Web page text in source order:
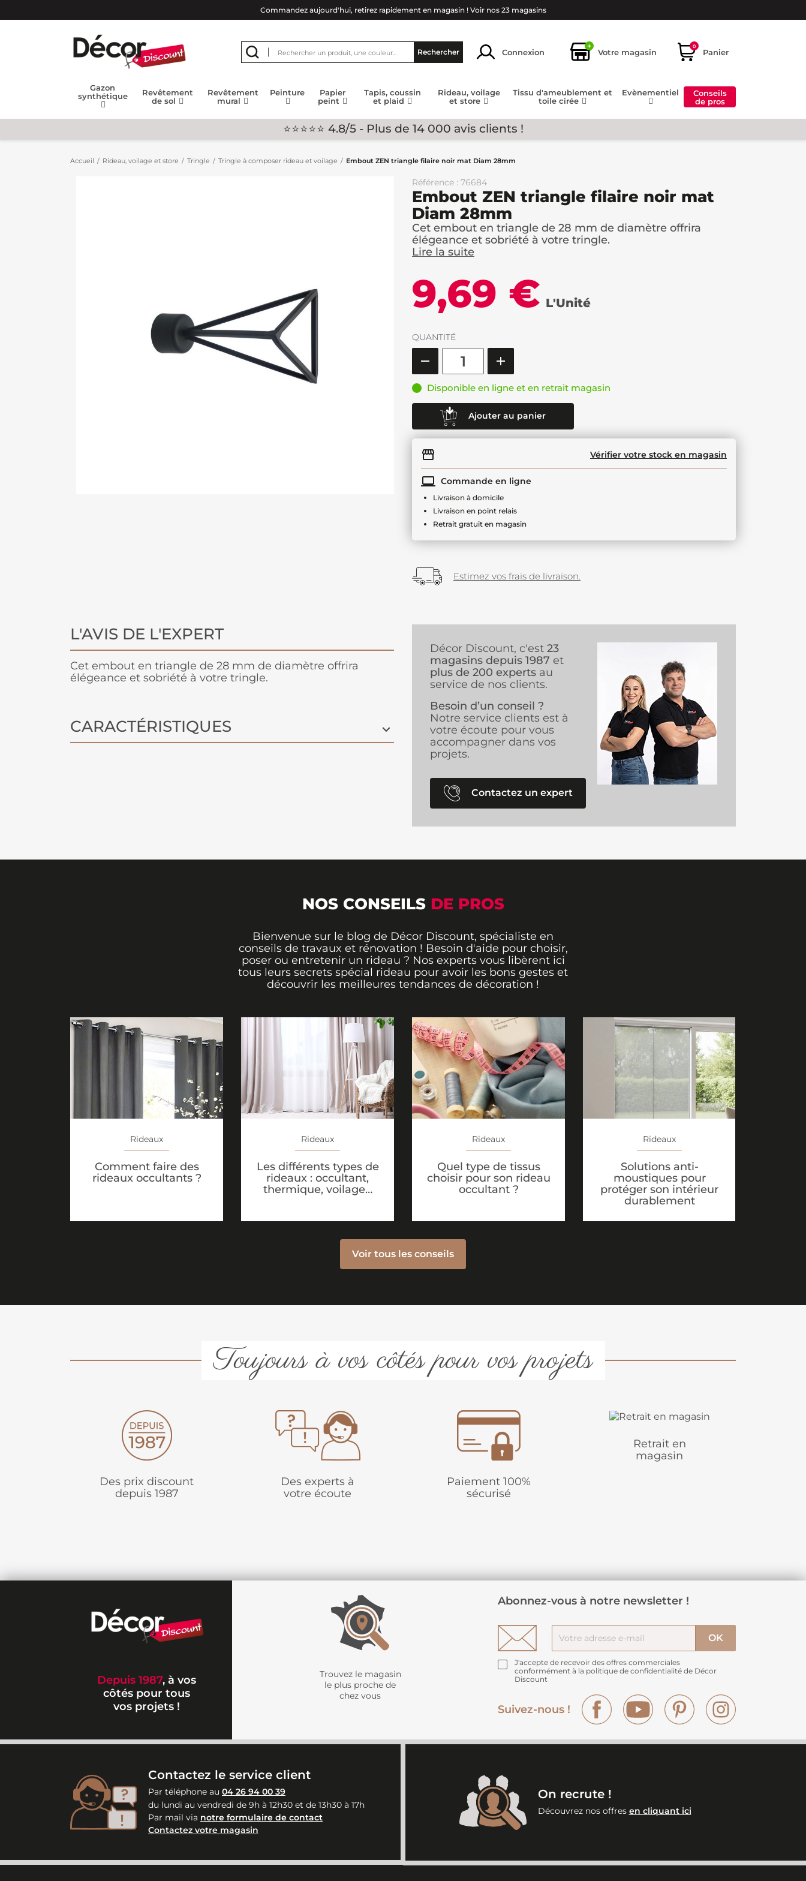
Commandez aujourd'hui, retirez rapidement en magasin ! Voir nos 23 magasins
Rechercher Connexion
+
Votre magasin
0
Panier
Gazon
synthétique
Revêtement
de sol
Revêtement
mural
Peinture
Papier
peint
Tapis, coussin
et plaid
Rideau, voilage
et store
Tissu d'ameublement et
toile cirée
Evènementiel
Conseils
de pros
⭐⭐⭐⭐⭐ 4.8/5 - Plus de 14 000 avis clients !
Accueil Rideau, voilage et store Tringle Tringle à composer rideau et voilage Embout ZEN triangle filaire noir mat Diam 28mm
Référence : 76684
Embout ZEN triangle filaire noir mat
Diam 28mm
Cet embout en triangle de 28 mm de diamètre offrira
élégeance et sobriété à votre tringle.
Lire la suite
9,69 € L'Unité
QUANTITÉ
Disponible en ligne et en retrait magasin
Ajouter au panier
Vérifier votre stock en magasin
Commande en ligne
Livraison à domicile
Livraison en point relais
Retrait gratuit en magasin
Estimez vos frais de livraison.
L'AVIS DE L'EXPERT
Cet embout en triangle de 28 mm de diamètre offrira
élégeance et sobriété à votre tringle.
CARACTÉRISTIQUES
Décor Discount, c'est 23
magasins depuis 1987 et
plus de 200 experts au
service de nos clients.
Besoin d’un conseil ?
Notre service clients est à
votre écoute pour vous
accompagner dans vos
projets.
Contactez un expert
NOS CONSEILS DE PROS
Bienvenue sur le blog de Décor Discount, spécialiste en
conseils de travaux et rénovation ! Besoin d'aide pour choisir,
poser ou entretenir un rideau ? Nos experts vous libèrent ici
tous leurs secrets spécial rideau pour avoir les bons gestes et
découvrir les meilleures tendances de décoration !
Rideaux
Comment faire des
rideaux occultants ?
Rideaux
Les différents types de
rideaux : occultant,
thermique, voilage…
Rideaux
Quel type de tissus
choisir pour son rideau
occultant ?
Rideaux
Solutions anti-
moustiques pour
protéger son intérieur
durablement
Voir tous les conseils
Toujours à vos côtés pour vos projets
Des prix discount
depuis 1987
Des experts à
votre écoute
Paiement 100%
sécurisé
Retrait en
magasin
Depuis 1987, à vos
côtés pour tous
vos projets !
Trouvez le magasin
le plus proche de
chez vous
Abonnez-vous à notre newsletter !
J'accepte de recevoir des offres commerciales
conformément à la politique de confidentialité de Décor
Discount
Suivez-nous !
Facebook YouTube Pinterest
Contactez le service client
Par téléphone au 04 26 94 00 39
du lundi au vendredi de 9h à 12h30 et de 13h30 à 17h
Par mail via notre formulaire de contact
Contactez votre magasin
On recrute !
Découvrez nos offres en cliquant ici